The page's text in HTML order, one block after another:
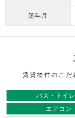
築年月
賃貸物件のこだ
バス・トイレ
エアコン